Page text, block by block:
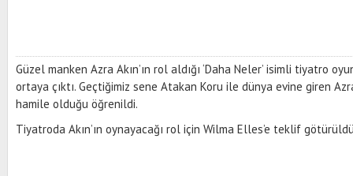
Güzel manken Azra Akın’ın rol aldığı ‘Daha Neler’ isimli tiyatro
ortaya çıktı. Geçtiğimiz sene Atakan Koru ile dünya evine giren
hamile olduğu öğrenildi.
Tiyatroda Akın’ın oynayacağı rol için Wilma Elles’e teklif